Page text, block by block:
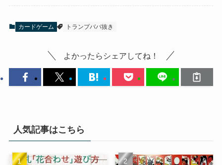
カードゲーム トランプババ抜き
よかったらシェアしてね！
人気記事はこちら